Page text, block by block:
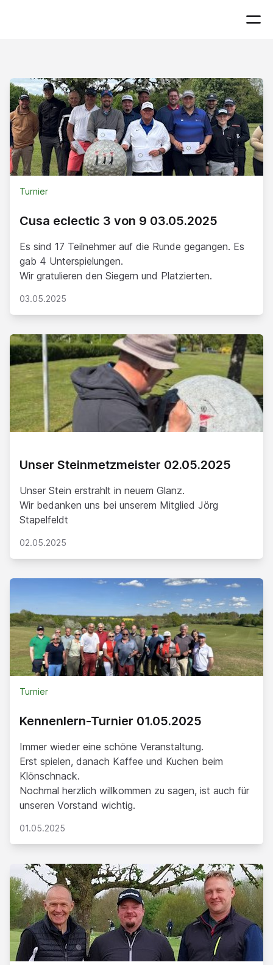
Turnier
Cusa eclectic 3 von 9 03.05.2025
Es sind 17 Teilnehmer auf die Runde gegangen. Es
gab 4 Unterspielungen.
Wir gratulieren den Siegern und Platzierten.
03.05.2025
Unser Steinmetzmeister 02.05.2025
Unser Stein erstrahlt in neuem Glanz.
Wir bedanken uns bei unserem Mitglied Jörg
Stapelfeldt
02.05.2025
Turnier
Kennenlern-Turnier 01.05.2025
Immer wieder eine schöne Veranstaltung.
Erst spielen, danach Kaffee und Kuchen beim
Klönschnack.
Nochmal herzlich willkommen zu sagen, ist auch für
unseren Vorstand wichtig.
01.05.2025